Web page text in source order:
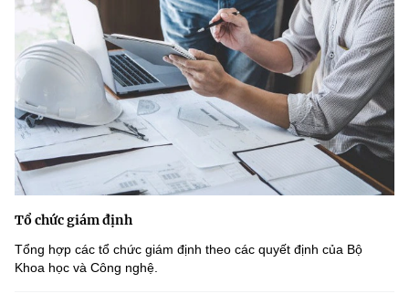
Tổ chức giám định
Tổng hợp các tổ chức giám định theo các quyết định của Bộ
Khoa học và Công nghệ.